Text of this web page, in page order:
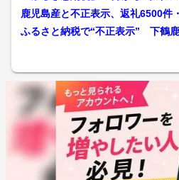
方「返礼品」の新たな...
鹿児島産と不正表示、返礼6500
ふるさと納税の信頼...
ふるさと納税で“不正表示” 下鶴